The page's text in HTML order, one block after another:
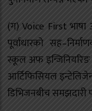
(ग) Voice First भाषा
पूर्वाधारको
स्कूल अफ इन्जिनियरिङ
आर्टिफिसियल
डिभिजनबीच समझदारी